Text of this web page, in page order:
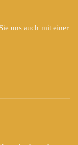
uns auch mit einer